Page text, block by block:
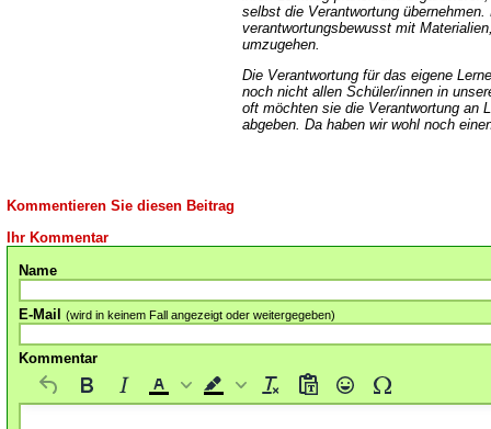
selbst die Verantwortung
verantwortungsbewusst mit
umzugehen.
Die Verantwortung für das eigene
noch nicht allen Schüler/innen in
oft möchten sie die Verantwortung an
abgeben. Da haben wir wohl noch
Kommentieren Sie diesen Beitrag
Ihr Kommentar
Name
E-Mail (wird in keinem Fall angezeigt oder weitergegeben)
Kommentar